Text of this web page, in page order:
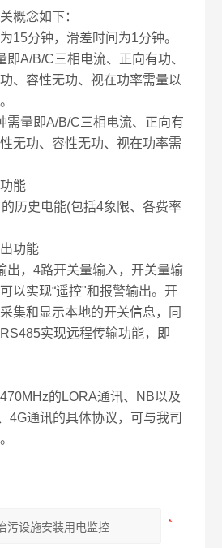
念如下：
分钟，滑差时间为1分钟。
A/B/C三相电流、正向有功、
、容性无功、视在功率需量以
量即A/B/C三相电流、正向有
无功、容性无功、视在功率需
能
史电能(包括4象限、各费率
功能
，4路开关量输入，开关量输
以实现“遥控"和报警输出。开
集和显示本地的开关信息，同
实现远程传输功能，即
的LORA通讯、NB以及
4G通讯的具体协议，可与我司